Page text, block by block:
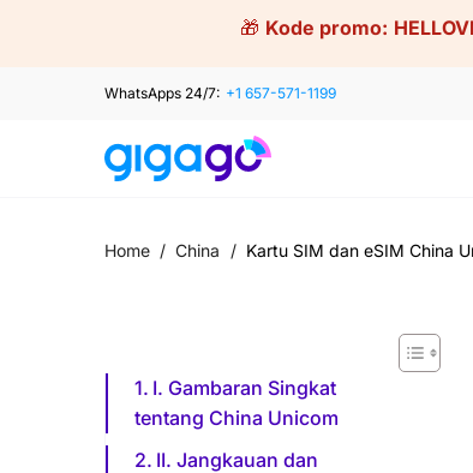
🎁 Kode promo:
WhatsApps 24/7: +1 657-571-1199
Home / China / Kartu SIM dan eSIM China
I. Gambaran Singkat
tentang China Unicom
II. Jangkauan dan